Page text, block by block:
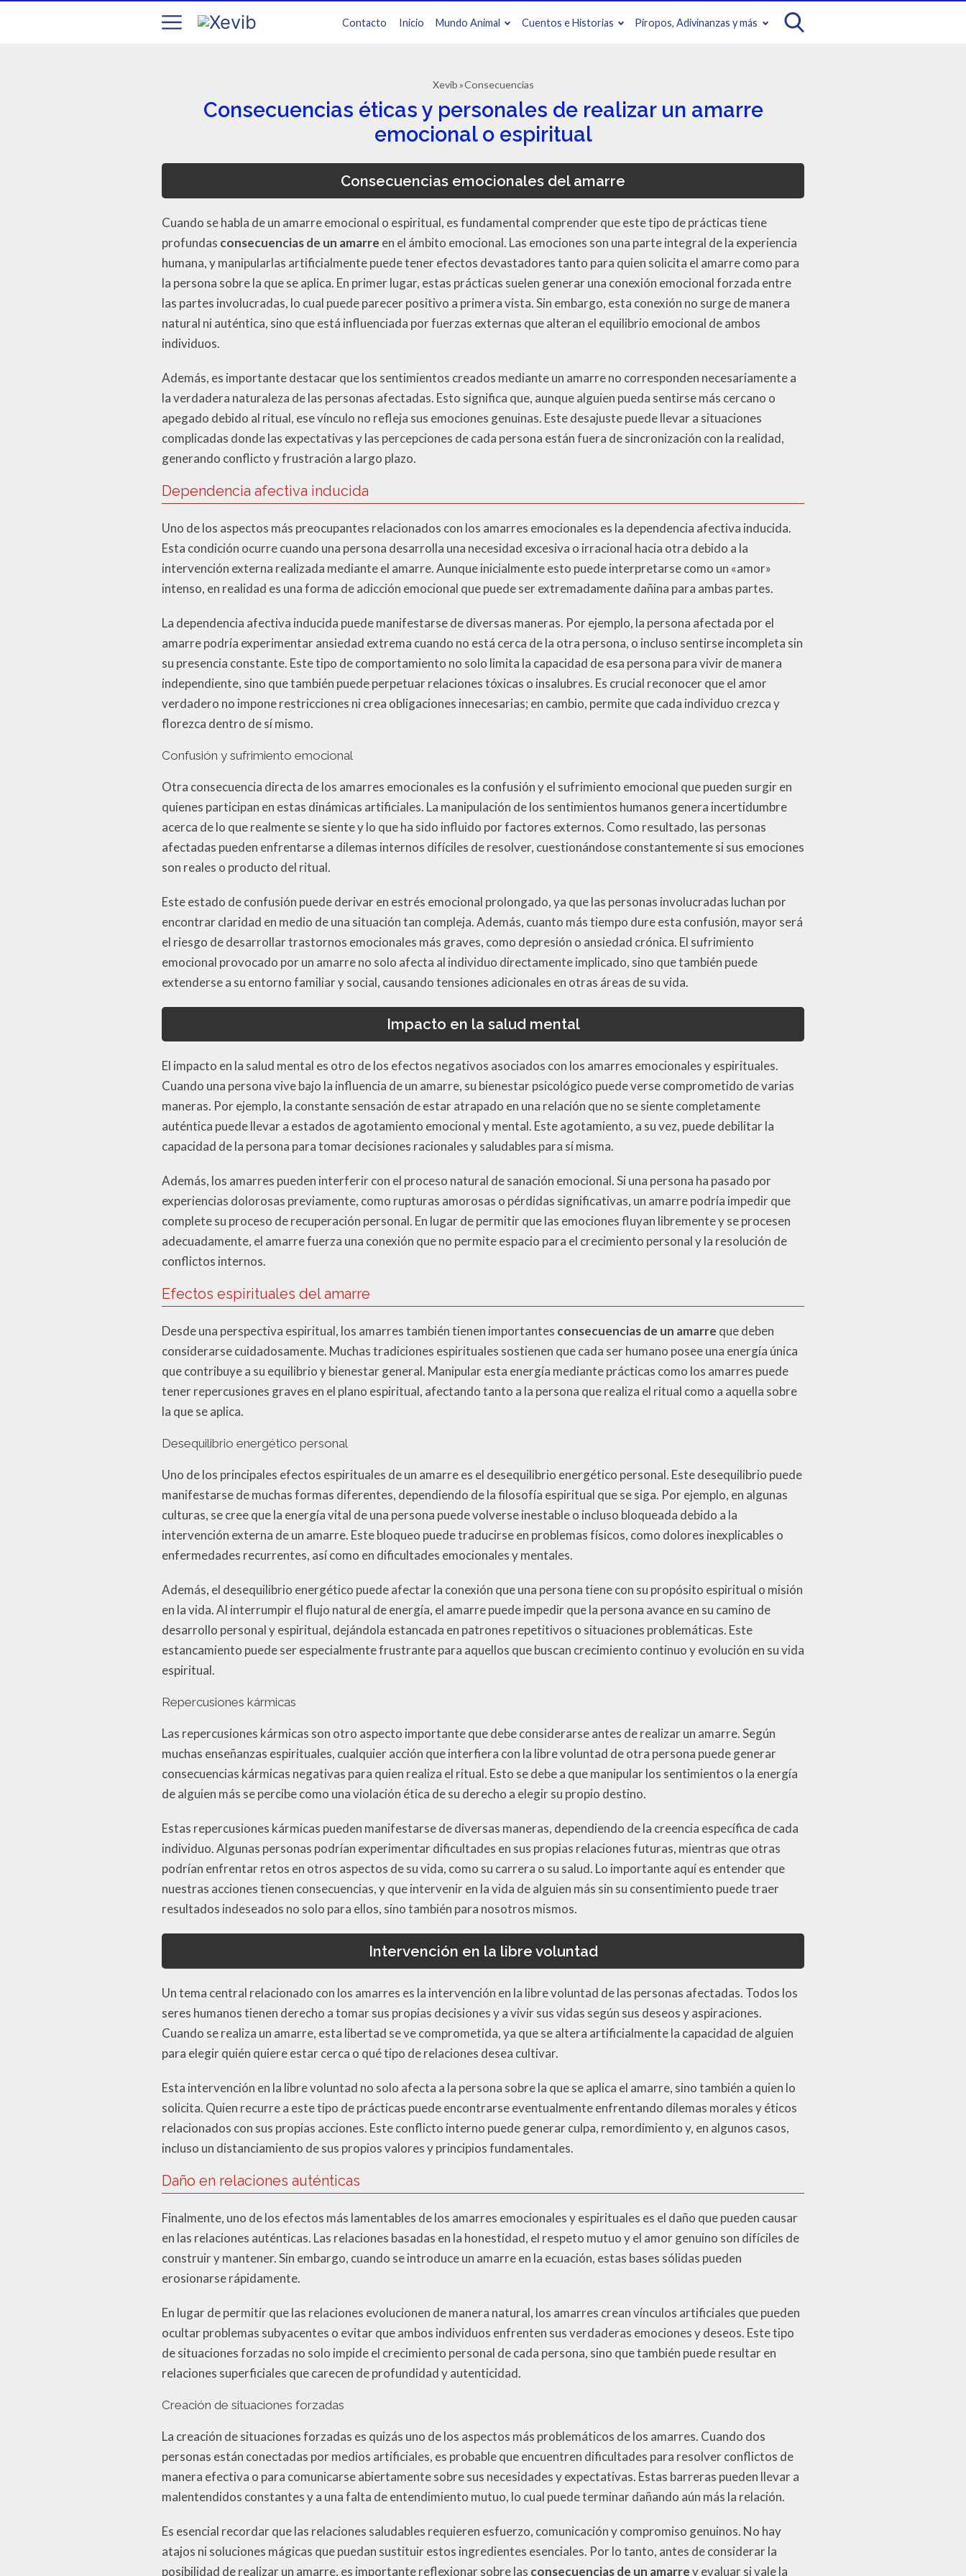
Contacto Inicio Mundo Animal Cuentos e Historias Piropos, Adivinanzas y más
Xevib Consecuencias
Consecuencias éticas y personales de realizar un amarre
emocional o espiritual
Consecuencias emocionales del amarre
Cuando se habla de un amarre emocional o espiritual, es fundamental comprender que este tipo de prácticas tiene
profundas consecuencias de un amarre en el ámbito emocional. Las emociones son una parte integral de la experiencia
humana, y manipularlas artificialmente puede tener efectos devastadores tanto para quien solicita el amarre como para
la persona sobre la que se aplica. En primer lugar, estas prácticas suelen generar una conexión emocional forzada entre
las partes involucradas, lo cual puede parecer positivo a primera vista. Sin embargo, esta conexión no surge de manera
natural ni auténtica, sino que está influenciada por fuerzas externas que alteran el equilibrio emocional de ambos
individuos.
Además, es importante destacar que los sentimientos creados mediante un amarre no corresponden necesariamente a
la verdadera naturaleza de las personas afectadas. Esto significa que, aunque alguien pueda sentirse más cercano o
apegado debido al ritual, ese vínculo no refleja sus emociones genuinas. Este desajuste puede llevar a situaciones
complicadas donde las expectativas y las percepciones de cada persona están fuera de sincronización con la realidad,
generando conflicto y frustración a largo plazo.
Dependencia afectiva inducida
Uno de los aspectos más preocupantes relacionados con los amarres emocionales es la dependencia afectiva inducida.
Esta condición ocurre cuando una persona desarrolla una necesidad excesiva o irracional hacia otra debido a la
intervención externa realizada mediante el amarre. Aunque inicialmente esto puede interpretarse como un «amor»
intenso, en realidad es una forma de adicción emocional que puede ser extremadamente dañina para ambas partes.
La dependencia afectiva inducida puede manifestarse de diversas maneras. Por ejemplo, la persona afectada por el
amarre podría experimentar ansiedad extrema cuando no está cerca de la otra persona, o incluso sentirse incompleta sin
su presencia constante. Este tipo de comportamiento no solo limita la capacidad de esa persona para vivir de manera
independiente, sino que también puede perpetuar relaciones tóxicas o insalubres. Es crucial reconocer que el amor
verdadero no impone restricciones ni crea obligaciones innecesarias; en cambio, permite que cada individuo crezca y
florezca dentro de sí mismo.
Confusión y sufrimiento emocional
Otra consecuencia directa de los amarres emocionales es la confusión y el sufrimiento emocional que pueden surgir en
quienes participan en estas dinámicas artificiales. La manipulación de los sentimientos humanos genera incertidumbre
acerca de lo que realmente se siente y lo que ha sido influido por factores externos. Como resultado, las personas
afectadas pueden enfrentarse a dilemas internos difíciles de resolver, cuestionándose constantemente si sus emociones
son reales o producto del ritual.
Este estado de confusión puede derivar en estrés emocional prolongado, ya que las personas involucradas luchan por
encontrar claridad en medio de una situación tan compleja. Además, cuanto más tiempo dure esta confusión, mayor será
el riesgo de desarrollar trastornos emocionales más graves, como depresión o ansiedad crónica. El sufrimiento
emocional provocado por un amarre no solo afecta al individuo directamente implicado, sino que también puede
extenderse a su entorno familiar y social, causando tensiones adicionales en otras áreas de su vida.
Impacto en la salud mental
El impacto en la salud mental es otro de los efectos negativos asociados con los amarres emocionales y espirituales.
Cuando una persona vive bajo la influencia de un amarre, su bienestar psicológico puede verse comprometido de varias
maneras. Por ejemplo, la constante sensación de estar atrapado en una relación que no se siente completamente
auténtica puede llevar a estados de agotamiento emocional y mental. Este agotamiento, a su vez, puede debilitar la
capacidad de la persona para tomar decisiones racionales y saludables para sí misma.
Además, los amarres pueden interferir con el proceso natural de sanación emocional. Si una persona ha pasado por
experiencias dolorosas previamente, como rupturas amorosas o pérdidas significativas, un amarre podría impedir que
complete su proceso de recuperación personal. En lugar de permitir que las emociones fluyan libremente y se procesen
adecuadamente, el amarre fuerza una conexión que no permite espacio para el crecimiento personal y la resolución de
conflictos internos.
Efectos espirituales del amarre
Desde una perspectiva espiritual, los amarres también tienen importantes consecuencias de un amarre que deben
considerarse cuidadosamente. Muchas tradiciones espirituales sostienen que cada ser humano posee una energía única
que contribuye a su equilibrio y bienestar general. Manipular esta energía mediante prácticas como los amarres puede
tener repercusiones graves en el plano espiritual, afectando tanto a la persona que realiza el ritual como a aquella sobre
la que se aplica.
Desequilibrio energético personal
Uno de los principales efectos espirituales de un amarre es el desequilibrio energético personal. Este desequilibrio puede
manifestarse de muchas formas diferentes, dependiendo de la filosofía espiritual que se siga. Por ejemplo, en algunas
culturas, se cree que la energía vital de una persona puede volverse inestable o incluso bloqueada debido a la
intervención externa de un amarre. Este bloqueo puede traducirse en problemas físicos, como dolores inexplicables o
enfermedades recurrentes, así como en dificultades emocionales y mentales.
Además, el desequilibrio energético puede afectar la conexión que una persona tiene con su propósito espiritual o misión
en la vida. Al interrumpir el flujo natural de energía, el amarre puede impedir que la persona avance en su camino de
desarrollo personal y espiritual, dejándola estancada en patrones repetitivos o situaciones problemáticas. Este
estancamiento puede ser especialmente frustrante para aquellos que buscan crecimiento continuo y evolución en su vida
espiritual.
Repercusiones kármicas
Las repercusiones kármicas son otro aspecto importante que debe considerarse antes de realizar un amarre. Según
muchas enseñanzas espirituales, cualquier acción que interfiera con la libre voluntad de otra persona puede generar
consecuencias kármicas negativas para quien realiza el ritual. Esto se debe a que manipular los sentimientos o la energía
de alguien más se percibe como una violación ética de su derecho a elegir su propio destino.
Estas repercusiones kármicas pueden manifestarse de diversas maneras, dependiendo de la creencia específica de cada
individuo. Algunas personas podrían experimentar dificultades en sus propias relaciones futuras, mientras que otras
podrían enfrentar retos en otros aspectos de su vida, como su carrera o su salud. Lo importante aquí es entender que
nuestras acciones tienen consecuencias, y que intervenir en la vida de alguien más sin su consentimiento puede traer
resultados indeseados no solo para ellos, sino también para nosotros mismos.
Intervención en la libre voluntad
Un tema central relacionado con los amarres es la intervención en la libre voluntad de las personas afectadas. Todos los
seres humanos tienen derecho a tomar sus propias decisiones y a vivir sus vidas según sus deseos y aspiraciones.
Cuando se realiza un amarre, esta libertad se ve comprometida, ya que se altera artificialmente la capacidad de alguien
para elegir quién quiere estar cerca o qué tipo de relaciones desea cultivar.
Esta intervención en la libre voluntad no solo afecta a la persona sobre la que se aplica el amarre, sino también a quien lo
solicita. Quien recurre a este tipo de prácticas puede encontrarse eventualmente enfrentando dilemas morales y éticos
relacionados con sus propias acciones. Este conflicto interno puede generar culpa, remordimiento y, en algunos casos,
incluso un distanciamiento de sus propios valores y principios fundamentales.
Daño en relaciones auténticas
Finalmente, uno de los efectos más lamentables de los amarres emocionales y espirituales es el daño que pueden causar
en las relaciones auténticas. Las relaciones basadas en la honestidad, el respeto mutuo y el amor genuino son difíciles de
construir y mantener. Sin embargo, cuando se introduce un amarre en la ecuación, estas bases sólidas pueden
erosionarse rápidamente.
En lugar de permitir que las relaciones evolucionen de manera natural, los amarres crean vínculos artificiales que pueden
ocultar problemas subyacentes o evitar que ambos individuos enfrenten sus verdaderas emociones y deseos. Este tipo
de situaciones forzadas no solo impide el crecimiento personal de cada persona, sino que también puede resultar en
relaciones superficiales que carecen de profundidad y autenticidad.
Creación de situaciones forzadas
La creación de situaciones forzadas es quizás uno de los aspectos más problemáticos de los amarres. Cuando dos
personas están conectadas por medios artificiales, es probable que encuentren dificultades para resolver conflictos de
manera efectiva o para comunicarse abiertamente sobre sus necesidades y expectativas. Estas barreras pueden llevar a
malentendidos constantes y a una falta de entendimiento mutuo, lo cual puede terminar dañando aún más la relación.
Es esencial recordar que las relaciones saludables requieren esfuerzo, comunicación y compromiso genuinos. No hay
atajos ni soluciones mágicas que puedan sustituir estos ingredientes esenciales. Por lo tanto, antes de considerar la
posibilidad de realizar un amarre, es importante reflexionar sobre las consecuencias de un amarrey evaluar si vale la